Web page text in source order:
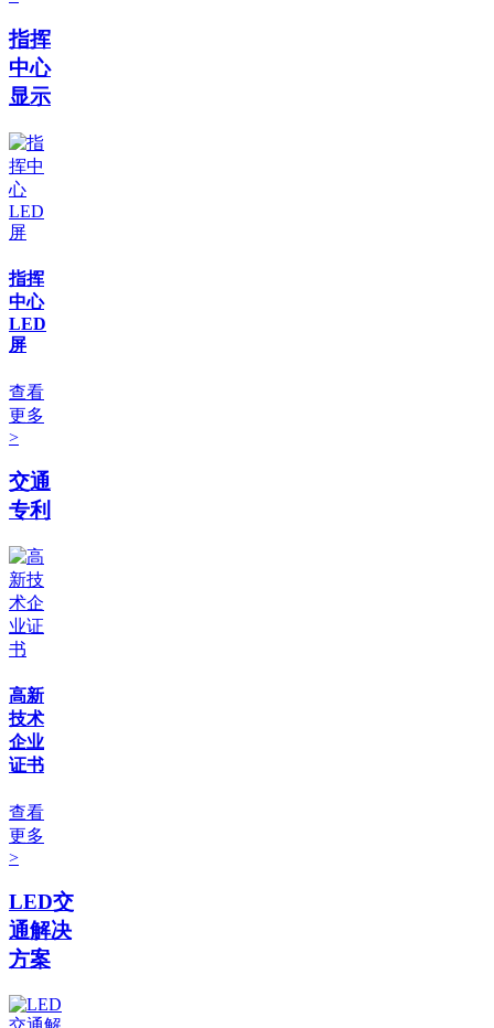
指挥
中心
显示
指挥
中心
LED
屏
查看
更多
>
交通
专利
高新
技术
企业
证书
查看
更多
>
LED交
通解决
方案